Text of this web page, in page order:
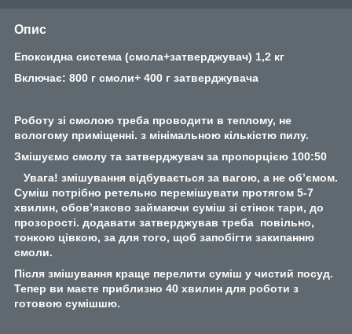
Опис
Епоксидна система (смола+затверджувач) 1,2 кг
Включає: 800 г смоли+ 400 г затверджувача
Роботу зі смолою треба проводити в теплому, не
вологому приміщенні. з мінімальною кількістю пилу.
Змішуємо смолу та затверджувач за пропорцією 100:50
Увага! змішування відбувається за вагою, а не об’ємом.
Суміш потрібно ретельно перемішувати протягом 5-7
хвилин, обов’язково займаючи суміш зі стінок тари, до
прозорості. додавати затверджував треба повільно,
тонкою цівкою, за для того, щоб запобігти закипанню
смоли.
Після змішування краще перелити суміш у чистий посуд.
Тепер ви маєте приблизно 40 хвилин для роботи з
готовою сумішшю.